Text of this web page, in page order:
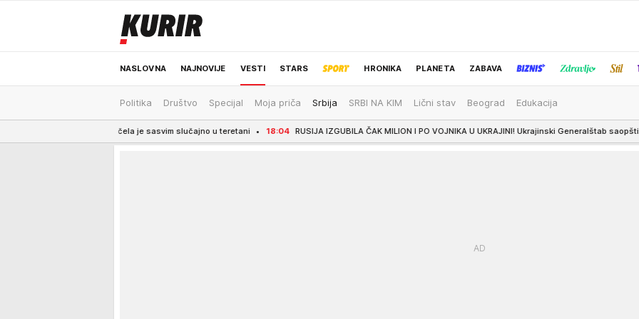
NASLOVNA NAJNOVIJE VESTI STARS HRONIKA PLANETA ZABAVA
ODRŽIVA BUDUĆNOST REGION NEWS IZBOR UREDNIKA
Politika Društvo Specijal Moja priča Srbija SRBI NA KIM Lični stav Beograd Edukacija
Heming počela je sasvim slučajno u teretani 18:04 RUSIJA IZGUBILA ČAK MILION I PO VOJNIKA U UKRAJINI! Ukrajinski Generalštab saopštio podatke i